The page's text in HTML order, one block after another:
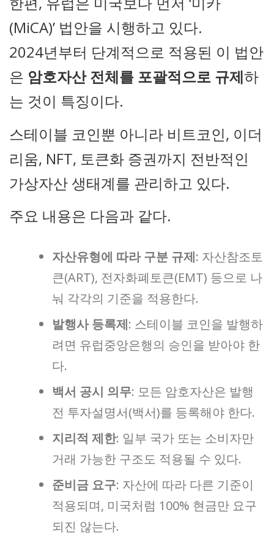
(MiCA)’ 법안을 시행하고 있다.
2024년부터 단계적으로 적용된 이 법안
은 암호자산 전체를 포괄적으로 규제하
는 것이 특징이다.
스테이블 코인뿐 아니라 비트코인, 이더
리움, NFT, 토큰화 증권까지 전반적인
가상자산 생태계를 관리하고 있다.
주요 내용은 다음과 같다.
자산유형에 따라 구분 규제: 자산참조토
큰(ART), 전자화폐토큰(EMT) 등으로 나
눠 각각의 기준을 적용한다.
발행사 등록제: 스테이블 코인을 발행하
려면 유럽중앙은행의 승인을 받아야 한
다.
백서 공시 의무: 모든 암호자산은 발행
전 투자설명서(백서)를 등록해야 한다.
지리적 제한: 일부 국가 또는 소비자만
거래 가능한 구조도 적용될 수 있다.
준비금 요구: 자산에 따라 다른 기준이
적용되며, 미국처럼 100% 현금만 요구
되진 않는다.